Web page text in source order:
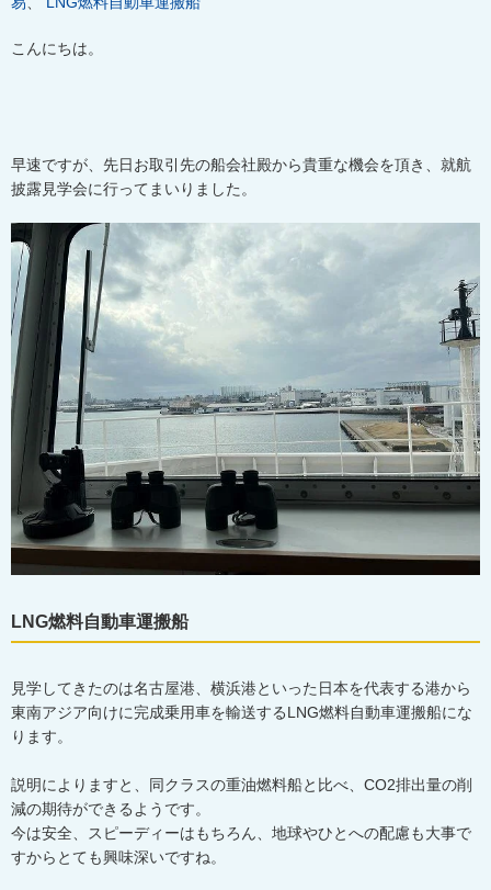
こんにちは。
早速ですが、先日お取引先の船会社殿から貴重な機会を頂き、就航
披露見学会に行ってまいりました。
LNG燃料自動車運搬船
見学してきたのは名古屋港、横浜港といった日本を代表する港から
東南アジア向けに完成乗用車を輸送するLNG燃料自動車運搬船にな
ります。
説明によりますと、同クラスの重油燃料船と比べ、CO2排出量の削
減の期待ができるようです。
今は安全、スピーディーはもちろん、地球やひとへの配慮も大事で
すからとても興味深いですね。